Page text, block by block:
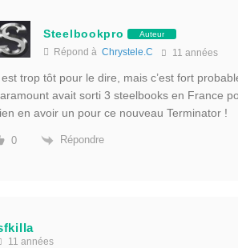
Steelbookpro Auteur
Répond à Chrystele.C 11 années
est trop tôt pour le dire, mais c’est fort
avait sorti 3 steelbooks en France
en avoir un pour ce nouveau Terminator !
0 Répondre
11 années